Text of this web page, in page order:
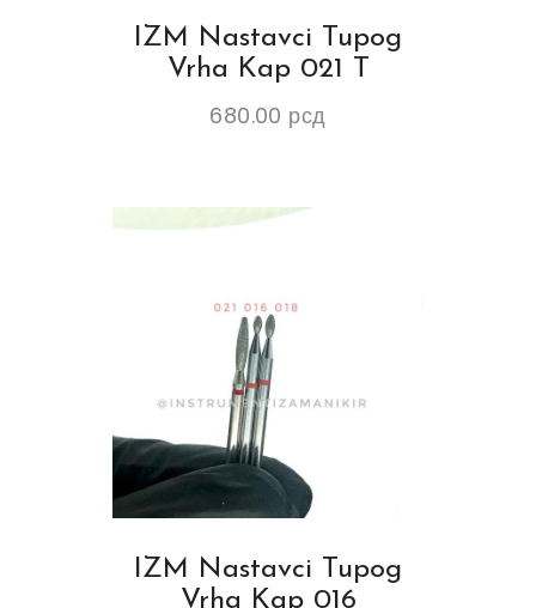
IZM Nastavci Tupog
Vrha Kap 021 T
680.00 рсд
IZM Nastavci Tupog
Vrha Kap 016